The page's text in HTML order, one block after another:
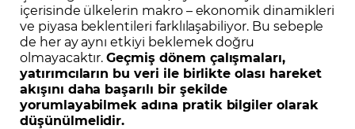
içerisinde ülkelerin makro – ekonomik dinamikleri
ve piyasa beklentileri farklılaşabiliyor. Bu sebeple
de her ay aynı etkiyi beklemek doğru
olmayacaktır.Geçmiş dönem çalışmaları,
yatırımcıların bu veri ile birlikte olası hareket
akışını daha başarılı bir şekilde
yorumlayabilmek adına pratik bilgiler olarak
düşünülmelidir.